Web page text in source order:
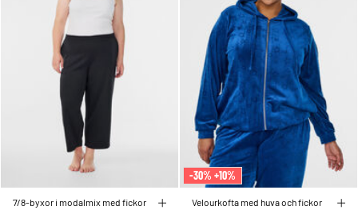
7/8-byxor i modalmix med fickor
-30% +10%
Velourkofta med huva och fickor